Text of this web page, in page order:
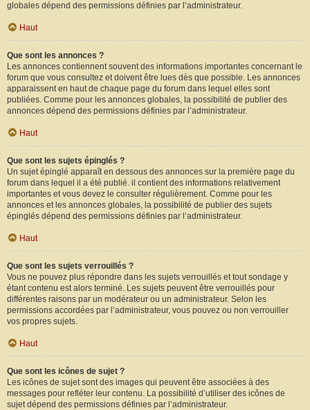
globales dépend des permissions définies par l’administrateur.
Haut
Que sont les annonces ?
Les annonces contiennent souvent des informations importantes concernant le
forum que vous consultez et doivent être lues dès que possible. Les annonces
apparaissent en haut de chaque page du forum dans lequel elles sont
publiées. Comme pour les annonces globales, la possibilité de publier des
annonces dépend des permissions définies par l’administrateur.
Haut
Que sont les sujets épinglés ?
Un sujet épinglé apparaît en dessous des annonces sur la première page du
forum dans lequel il a été publié. il contient des informations relativement
importantes et vous devez le consulter régulièrement. Comme pour les
annonces et les annonces globales, la possibilité de publier des sujets
épinglés dépend des permissions définies par l’administrateur.
Haut
Que sont les sujets verrouillés ?
Vous ne pouvez plus répondre dans les sujets verrouillés et tout sondage y
étant contenu est alors terminé. Les sujets peuvent être verrouillés pour
différentes raisons par un modérateur ou un administrateur. Selon les
permissions accordées par l’administrateur, vous pouvez ou non verrouiller
vos propres sujets.
Haut
Que sont les icônes de sujet ?
Les icônes de sujet sont des images qui peuvent être associées à des
messages pour refléter leur contenu. La possibilité d’utiliser des icônes de
sujet dépend des permissions définies par l’administrateur.